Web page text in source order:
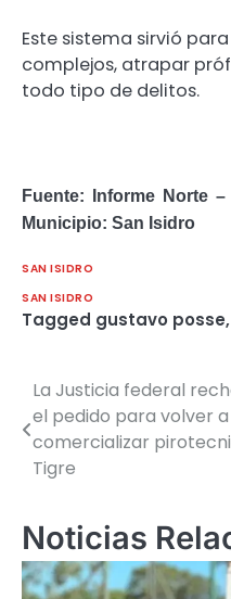
Este sistema sirvió
complejos, atrapar
todo tipo de delitos.
Fuente: Informe Norte
Municipio: San Isidro
SAN ISIDRO
SAN ISIDRO
Tagged gustavo posse,
Navegación
de
entradas
La Justicia federal
el pedido para volver a
comercializar
Tigre
Noticias